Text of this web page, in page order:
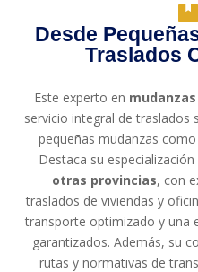
Desde
Traslados
Este experto en
servicio integral de traslados
pequeñas mudanzas
Destaca su especialización
otras provincias, con
traslados de viviendas y
transporte optimizado y una
garantizados. Además, su
rutas y normativas de